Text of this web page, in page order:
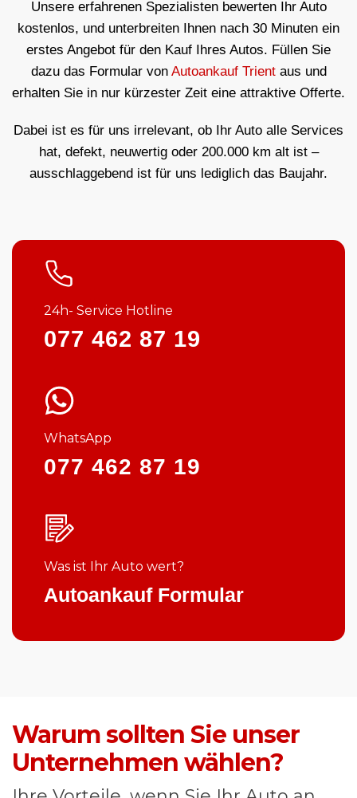
Unsere erfahrenen Spezialisten bewerten Ihr Auto
kostenlos, und unterbreiten Ihnen nach 30 Minuten ein
erstes Angebot für den Kauf Ihres Autos. Füllen Sie
dazu das Formular von Autoankauf Trientaus und
erhalten Sie in nur kürzester Zeit eine attraktive Offerte.
Dabei ist es für uns irrelevant, ob Ihr Auto alle Services
hat, defekt, neuwertig oder 200.000 km alt ist –
ausschlaggebend ist für uns lediglich das Baujahr.
24h- Service Hotline
077 462 87 19
WhatsApp
077 462 87 19
Was ist Ihr Auto wert?
Autoankauf Formular
Warum sollten Sie unser
Unternehmen wählen?